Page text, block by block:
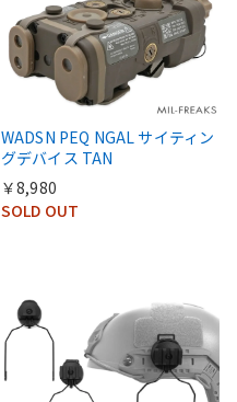
WADSN PEQ NGAL サイティン
グデバイス TAN
￥8,980
SOLD OUT